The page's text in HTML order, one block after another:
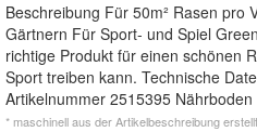
Beschreibung Für 50m² Rasen pro
Gärtnern Für Sport- und Spiel
richtige Produkt für einen schönen
Sport treiben kann. Technische
Artikelnummer 2515395
* maschinell aus der Artikelbeschreibung erstellt